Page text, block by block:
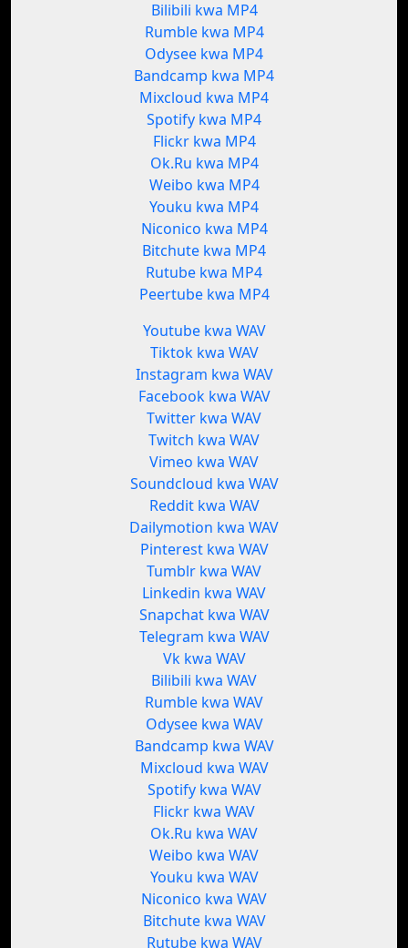
Bilibili kwa MP4
Rumble kwa MP4
Odysee kwa MP4
Bandcamp kwa MP4
Mixcloud kwa MP4
Spotify kwa MP4
Flickr kwa MP4
Ok.Ru kwa MP4
Weibo kwa MP4
Youku kwa MP4
Niconico kwa MP4
Bitchute kwa MP4
Rutube kwa MP4
Peertube kwa MP4
Youtube kwa WAV
Tiktok kwa WAV
Instagram kwa WAV
Facebook kwa WAV
Twitter kwa WAV
Twitch kwa WAV
Vimeo kwa WAV
Soundcloud kwa WAV
Reddit kwa WAV
Dailymotion kwa WAV
Pinterest kwa WAV
Tumblr kwa WAV
Linkedin kwa WAV
Snapchat kwa WAV
Telegram kwa WAV
Vk kwa WAV
Bilibili kwa WAV
Rumble kwa WAV
Odysee kwa WAV
Bandcamp kwa WAV
Mixcloud kwa WAV
Spotify kwa WAV
Flickr kwa WAV
Ok.Ru kwa WAV
Weibo kwa WAV
Youku kwa WAV
Niconico kwa WAV
Bitchute kwa WAV
Rutube kwa WAV